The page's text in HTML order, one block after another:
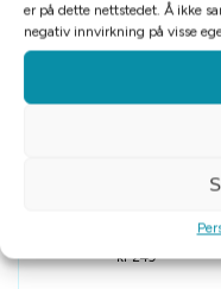
er på dette nettstedet. Å ikke
negativ innvirkning på visse
kr249